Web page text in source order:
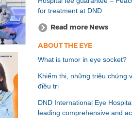
for treatment at DND
Read more News
ABOUT THE EYE
What is tumor in eye socket?
Khiếm thị, những triệu chứng
điều trị
DND International Eye
leading comprehensive and